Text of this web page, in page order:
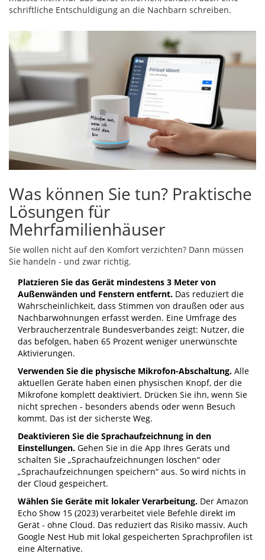
schriftliche Entschuldigung an die Nachbarn schreiben.
Was können Sie tun? Praktische
Lösungen für
Mehrfamilienhäuser
Sie wollen nicht auf den Komfort verzichten? Dann müssen
Sie handeln - und zwar richtig.
Platzieren Sie das Gerät mindestens 3 Meter von
Außenwänden und Fenstern entfernt. Das reduziert die
Wahrscheinlichkeit, dass Stimmen von draußen oder aus
Nachbarwohnungen erfasst werden. Eine Umfrage des
Verbraucherzentrale Bundesverbandes zeigt: Nutzer, die
das befolgen, haben 65 Prozent weniger unerwünschte
Aktivierungen.
Verwenden Sie die physische Mikrofon-Abschaltung. Alle
aktuellen Geräte haben einen physischen Knopf, der die
Mikrofone komplett deaktiviert. Drücken Sie ihn, wenn Sie
nicht sprechen - besonders abends oder wenn Besuch
kommt. Das ist der sicherste Weg.
Deaktivieren Sie die Sprachaufzeichnung in den
Einstellungen. Gehen Sie in die App Ihres Geräts und
schalten Sie „Sprachaufzeichnungen löschen“ oder
„Sprachaufzeichnungen speichern“ aus. So wird nichts in
der Cloud gespeichert.
Wählen Sie Geräte mit lokaler Verarbeitung. Der Amazon
Echo Show 15 (2023) verarbeitet viele Befehle direkt im
Gerät - ohne Cloud. Das reduziert das Risiko massiv. Auch
Google Nest Hub mit lokal gespeicherten Sprachprofilen ist
eine Alternative.